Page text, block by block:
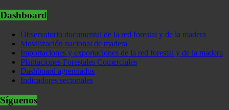
Dashboard
Observatorio documental de la red forestal y de la madera
Movilización nacional de madera
Importaciones y exportaciones de la red forestal y de la madera
Plantaciones Forestales Comerciales
Dashboard agremiados
Indicadores sectoriales
Síguenos